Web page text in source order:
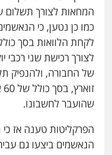
עו"ד דפנה
משפחה
עו"ד זוהר
פלילי
קטינים
0538788878
עו"ד אסף
פלילי עבירות
חמורה
המחאות לצורך תשלום
כמו כן נטען, כי
לצורך רכישת שני רכבי
של החבורה, ולהנפיק
שהועבר לחשבונו.
הפרקליטות טענה אז כי
הנאשמים ביצעו גם